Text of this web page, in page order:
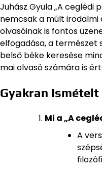
Juhász Gyula „A ceglédi
nemcsak a múlt
olvasóinak is fontos
elfogadása, a természet
belső béke keresése
mai olvasó számára is
Gyakran Ismételt
Mi a „A
A